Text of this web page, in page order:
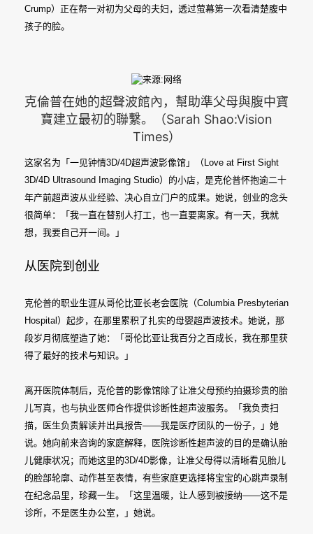
Crump）正在帮一对初为父母的夫妇，透过萤幕第一次看清楚腹中
孩子的脸。
克倫普在她的超聲波館內，幫助準父母與腹中寶
寶建立最初的聯繫。（Sarah Shao:Vision
Times）
这家名为「一见钟情3D/4D超声波影像馆」（Love at First Sight
3D/4D Ultrasound Imaging Studio）的小店，是克伦普怀抱逾二十
年产前超声波从业经验、决心自立门户的成果。她说，创业的念头
很简单：「我一直在替别人打工，也一直要离家。有一天，我就
想，我要自己开一间。」
从医院到创业
克伦普的职业生涯从哥伦比亚长老会医院（Columbia Presbyterian
Hospital）起步，在那里累积了扎实的母婴超声波技术。她说，那
段岁月彻底塑造了她：「哥伦比亚让我百分之百成长，我在那里获
得了最好的技术与知识。」
离开医院体制后，克伦普的影像馆除了让准父母预约拍摄珍贵的胎
儿写真，也与执业医师合作提供诊断性超声波服务。「我负责扫
描，医生负责解读并出具报告——我是医疗团队的一份子，」她
说。她向前来咨询的家庭解释，医院诊断性超声波的目的是确认胎
儿健康状况；而她这里的3D/4D影像，让准父母得以清晰看见胎儿
的脸部轮廓、动作甚至表情，有些家庭更选择将宝宝的心跳声录制
在纪念品里，珍藏一生。「这里温暖，让人感到被接纳——这不是
诊所，不是医生办公室，」她说。